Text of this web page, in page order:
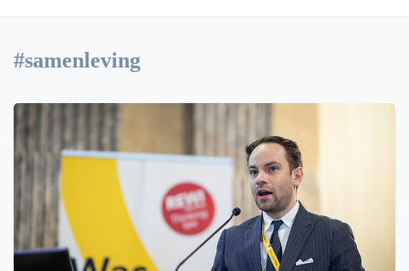
#samenleving